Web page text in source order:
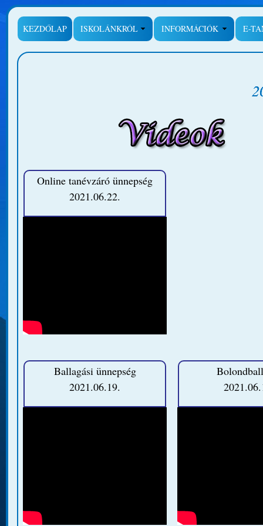
KEZDŐLAP ISKOLÁNKRÓL INFORMÁCIÓK E-
Online tanévzáró ünnepség
2021.06.22.
Ballagási ünnepség
2021.06.19.